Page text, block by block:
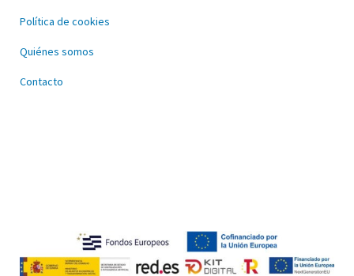
Política de cookies
Quiénes somos
Contacto